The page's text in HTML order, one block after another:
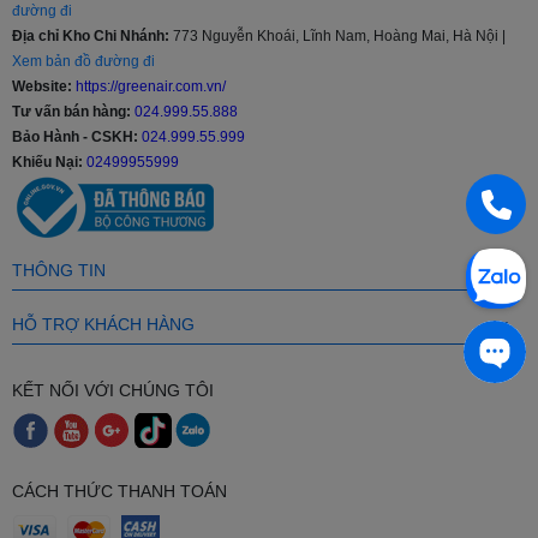
- Nếu Khách Hàng có nhu cầu mua Điều hòa 9000 BTU với số
lượng lớn hoặc các Đại Lý bán buôn - bán lẻ vui lòng liên hệ đến số
Hotline: 024 999 55 888 để nhận được mức giá ưu đãi "hấp dẫn"
nhất cùng các chính sách hỗ trợ.
- Khách hàng là nhà thầu, Xây dựng công trình lớn muốn hỗ trợ về
thiết kế, tư vấn về kỹ thuật, đưa ra các giải pháp tối ưu nhất cũng
như cần kỹ thuật viên thi công lắp đặt tại công trình vui lòng Liên
Hệ: 024 999 55 888 để được hỗ trợ.
đường đi
Địa chỉ Kho Chi Nhánh: 773 Nguyễn Khoái, Lĩnh Nam, Hoàng Mai, Hà Nội |
Xem bản đồ đường đi
Website: https://greenair.com.vn/
Tư vấn bán hàng: 024.999.55.888
Bảo Hành - CSKH: 024.999.55.999
Khiếu Nại: 02499955999
THÔNG TIN
HỖ TRỢ KHÁCH HÀNG
KẾT NỐI VỚI CHÚNG TÔI
CÁCH THỨC THANH TOÁN